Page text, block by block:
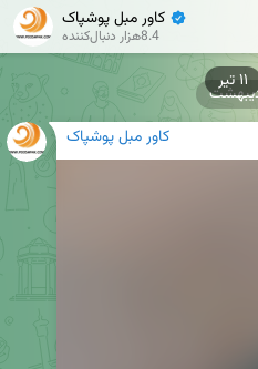
کاور مبل پوشپاک ✔
8.4هزار دنبال‌کننده
کاور مبل پوشپاک